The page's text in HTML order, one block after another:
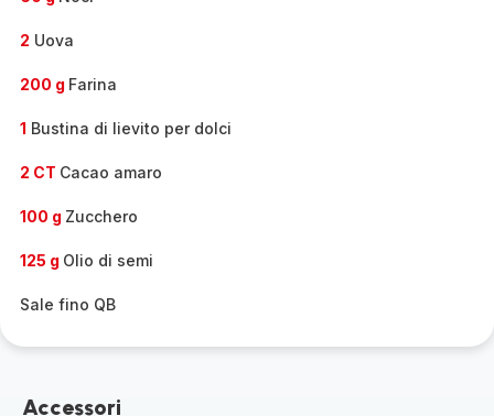
2 Uova
200 g Farina
1 Bustina di lievito per dolci
2 CT Cacao amaro
100 g Zucchero
125 g Olio di semi
Sale fino QB
Accessori